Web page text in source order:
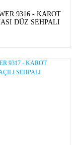
9316 - KAROT
DÜZ SEHPALI